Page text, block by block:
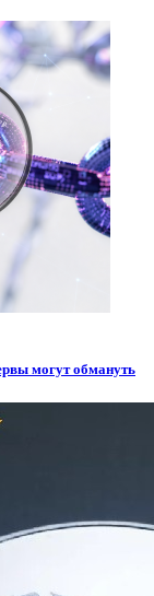
могут обмануть